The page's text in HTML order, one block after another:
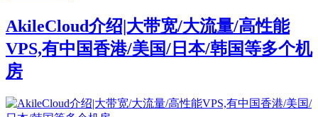
AkileCloud介绍|大带宽/大流量/高性能
VPS,有中国香港/美国/日本/韩国等多个机
房